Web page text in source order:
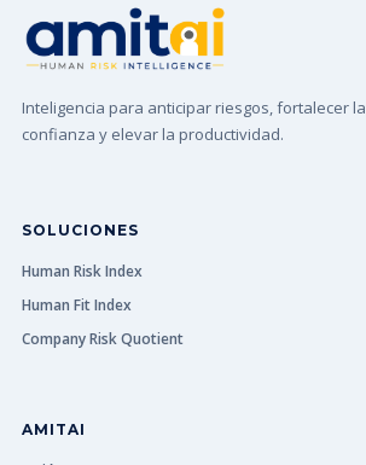
Inteligencia para anticipar riesgos, fortalecer la
confianza y elevar la productividad.
SOLUCIONES
Human Risk Index
Human Fit Index
Company Risk Quotient
AMITAI